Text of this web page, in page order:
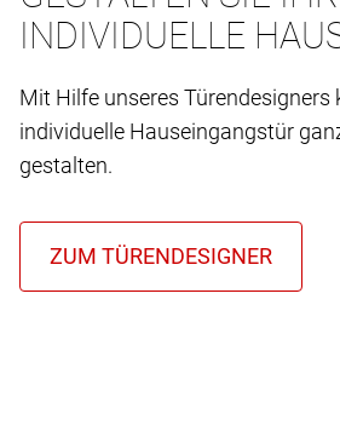
INDIVIDUELLE
Mit Hilfe unseres Türendesigners
individuelle Hauseingangstür
gestalten.